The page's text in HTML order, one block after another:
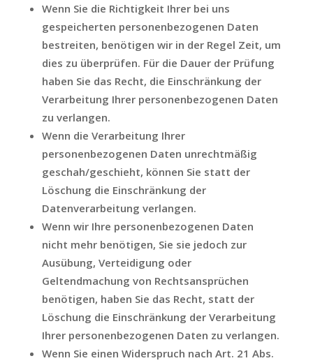
Wenn Sie die Richtigkeit Ihrer bei uns
gespeicherten personenbezogenen Daten
bestreiten, benötigen wir in der Regel Zeit, um
dies zu überprüfen. Für die Dauer der Prüfung
haben Sie das Recht, die Einschränkung der
Verarbeitung Ihrer personenbezogenen Daten
zu verlangen.
Wenn die Verarbeitung Ihrer
personenbezogenen Daten unrechtmäßig
geschah/geschieht, können Sie statt der
Löschung die Einschränkung der
Datenverarbeitung verlangen.
Wenn wir Ihre personenbezogenen Daten
nicht mehr benötigen, Sie sie jedoch zur
Ausübung, Verteidigung oder
Geltendmachung von Rechtsansprüchen
benötigen, haben Sie das Recht, statt der
Löschung die Einschränkung der Verarbeitung
Ihrer personenbezogenen Daten zu verlangen.
Wenn Sie einen Widerspruch nach Art. 21 Abs.